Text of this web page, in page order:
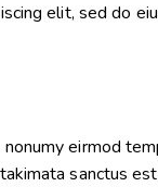
elit, sed do
eirmod
sanctus